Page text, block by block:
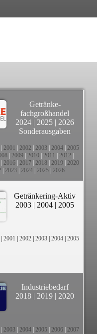
Getränke-
fachgroßhandel
2024 | 2025 | 2026
Sonderausgaben
2001 2002 2003 2004 2005
2009 2010 2011 2012
2016 2017 2018 2019 2020
2023| 2024| 2025| 2026
Getränkering-Aktiv
2003 | 2004 | 2005
| 2001 | 2002 | 2003 | 2004 | 2005
Industriebedarf
2018 | 2019 | 2020
2003 2004 2005 2006 2007